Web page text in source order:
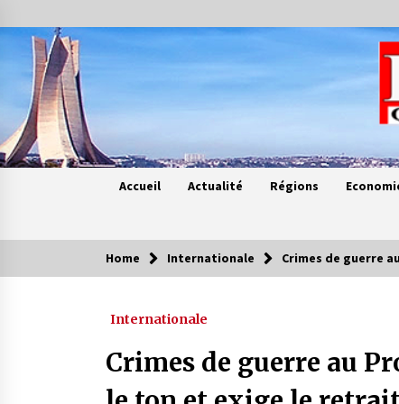
to
content
Accueil Actualité Régions
Contes de chez nous
4 ans ago
Home Internationale Crimes de guerre
Internationale
Crimes de guerre au